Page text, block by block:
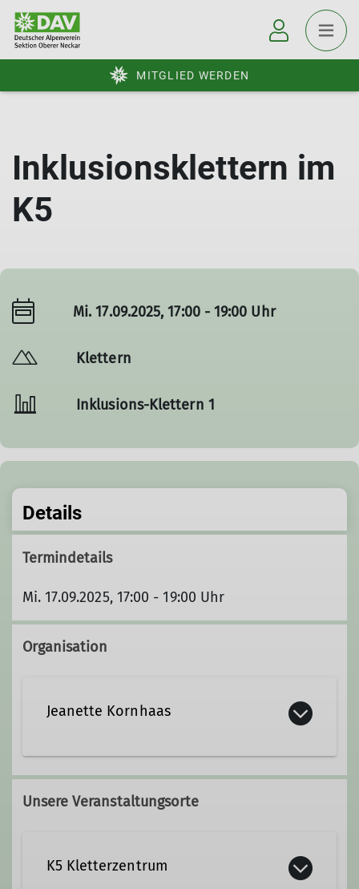
MITGLIED WERDEN
Inklusionsklettern im
K5
Mi. 17.09.2025, 17:00 - 19:00 Uhr
Klettern
Inklusions-Klettern 1
Details
Termindetails
Mi. 17.09.2025, 17:00 - 19:00 Uhr
Organisation
Jeanette Kornhaas
Unsere Veranstaltungsorte
K5 Kletterzentrum